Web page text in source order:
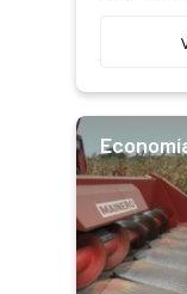
todavía